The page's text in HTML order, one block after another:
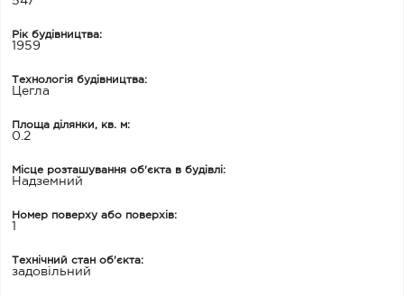
Рік будівництва:
1959
Технологія будівництва:
Цегла
Площа ділянки, кв. м:
0.2
Місце розташування об'єкта в будівлі:
Надземний
Номер поверху або поверхів:
1
Технічний стан об'єкта:
задовільний